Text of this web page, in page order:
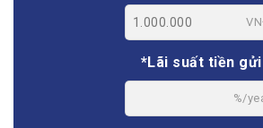
*Lãi suất tiền gửi
%/